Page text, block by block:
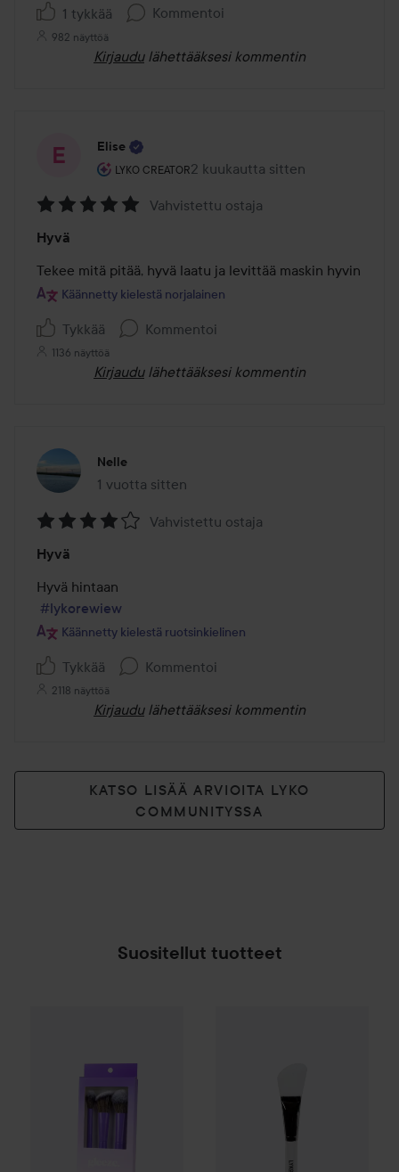
1 tykkää Kommentoi
982 näyttöä
Kirjaudu lähettääksesi kommentin
Elise
LYKO CREATOR
Käyttäjän rooli: Lyko Creator.
2 kuukautta sitten
Viesti luotiin 2 kuukautta sitten
5
/
5
Vahvistettu ostaja
Hyvä
Tekee mitä pitää, hyvä laatu ja levittää maskin hyvin
Käännetty kielestä norjalainen
Tykkää Kommentoi
1136 näyttöä
Kirjaudu lähettääksesi kommentin
Nelle
1 vuotta sitten
Viesti luotiin 1 vuotta sitten
4
/
5
Vahvistettu ostaja
Hyvä
Hyvä hintaan
#lykorewiew
Käännetty kielestä ruotsinkielinen
Tykkää Kommentoi
2118 näyttöä
Kirjaudu lähettääksesi kommentin
KATSO LISÄÄ ARVIOITA LYKO
COMMUNITYSSA
Suositellut tuotteet